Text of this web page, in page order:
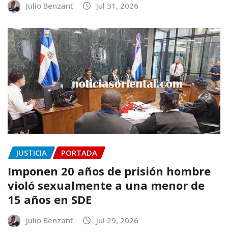
Julio Benzant Jul 31, 2026
JUSTICIA PORTADA
Imponen 20 años de prisión hombre
violó sexualmente a una menor de
15 años en SDE
Julio Benzant Jul 29, 2026